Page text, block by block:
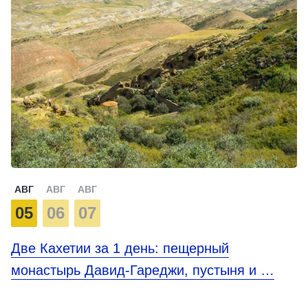
АВГ
05
АВГ
06
АВГ
07
Две Кахетии за 1 день: пещерный
монастырь Давид-Гареджи, пустыня и …